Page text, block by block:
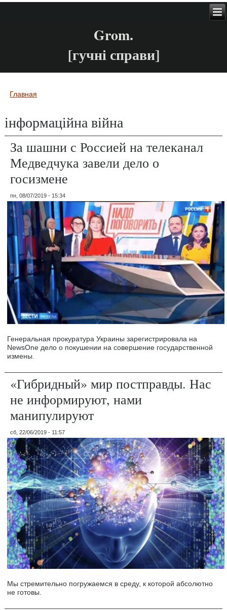
Grom.
[гучні справи]
Вы здесь
Главная
інформаційна війна
За шашни с Россией на телеканал
Медведчука завели дело о
госизмене
пн, 08/07/2019 - 15:34
Генеральная прокуратура Украины зарегистрировала на
NewsOne дело о покушении на совершение государственной
измены.
«Гибридный» мир постправды. Нас
не информируют, нами
манипулируют
сб, 22/06/2019 - 11:57
Мы стремительно погружаемся в среду, к которой абсолютно
не готовы.